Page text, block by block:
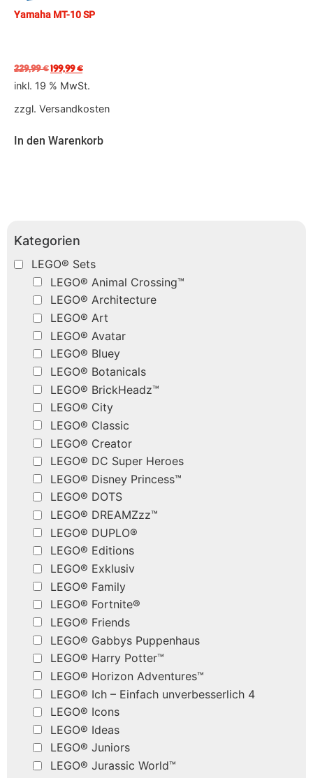
Kategorien
LEGO® Sets
LEGO® Animal Crossing™
LEGO® Architecture
LEGO® Art
LEGO® Avatar
LEGO® Bluey
LEGO® Botanicals
LEGO® BrickHeadz™
LEGO® City
LEGO® Classic
LEGO® Creator
LEGO® DC Super Heroes
LEGO® Disney Princess™
LEGO® DOTS
LEGO® DREAMZzz™
LEGO® DUPLO®
LEGO® Editions
LEGO® Exklusiv
LEGO® Family
LEGO® Fortnite®
LEGO® Friends
LEGO® Gabbys Puppenhaus
LEGO® Harry Potter™
LEGO® Horizon Adventures™
LEGO® Ich – Einfach unverbesserlich 4
LEGO® Icons
LEGO® Ideas
LEGO® Juniors
LEGO® Jurassic World™
Yamaha MT-10 SP
229,99€199,99€
inkl. 19 % MwSt.
zzgl. Versandkosten
In den Warenkorb